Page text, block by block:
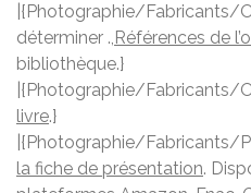
|{Photographie/Fabricants/
déterminer ., Références de
bibliothèque.}
|{Photographie/Fabricants/
livre.}
|{Photographie/Fabricants/
la fiche de présentation.